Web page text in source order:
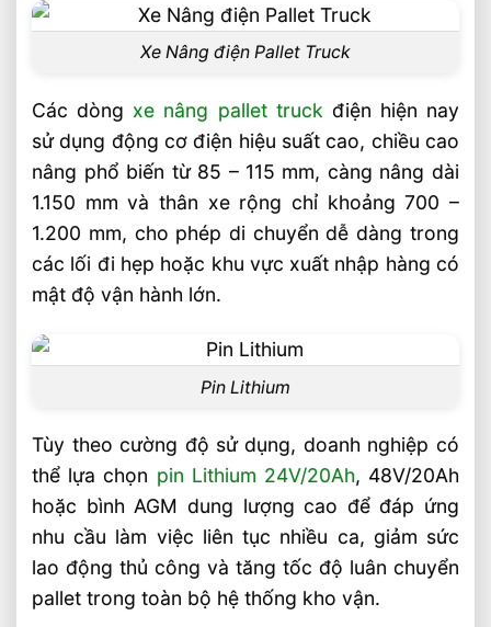
Xe nâng tay thấp 2.5 tấn có phù hợp
dùng trong kho hàng liên tục không?
PU hay nylon?
Xe nâng tay thấp khác gì xe nâng tay
điện?
Video xe nâng tay thấp tại Vietstandard
Liên hệ mua sản phẩm
Bài Viết Liên Quan
Chọn Tối Ưu Cho Logistics
Xe Nâng Dầu 3.5 Tấn Động Cơ Isuzu Có
Xe Nâng Điện Stacker Đứng Lái 1.5 Tấn
Nâng Cao 3–5m Có Đáng Đầu Tư?
Xe Nâng Điện Reach Truck 1.5 Tấn Nâng
Cao 8–12m Cho Kho Kệ Cao
Xe Nâng Dầu 3.5 Tấn Động Cơ Mitsubishi
Có Bền Không
Xe Nâng điện Pallet Truck
Các dòng xe nâng pallet truck điện hiện nay
sử dụng động cơ điện hiệu suất cao, chiều cao
nâng phổ biến từ 85 – 115 mm, càng nâng dài
1.150 mm và thân xe rộng chỉ khoảng 700 –
1.200 mm, cho phép di chuyển dễ dàng trong
các lối đi hẹp hoặc khu vực xuất nhập hàng có
mật độ vận hành lớn.
Pin Lithium
Tùy theo cường độ sử dụng, doanh nghiệp có
thể lựa chọn pin Lithium 24V/20Ah, 48V/20Ah
hoặc bình AGM dung lượng cao để đáp ứng
nhu cầu làm việc liên tục nhiều ca, giảm sức
lao động thủ công và tăng tốc độ luân chuyển
pallet trong toàn bộ hệ thống kho vận.